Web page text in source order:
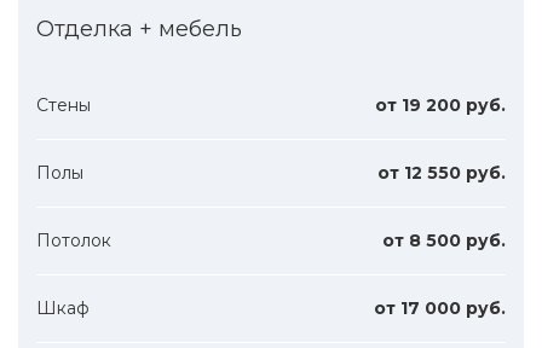
Отделка + мебель
Стены от 19 200 руб.
Полы от 12 550 руб.
Потолок от 8 500 руб.
Шкаф от 17 000 руб.